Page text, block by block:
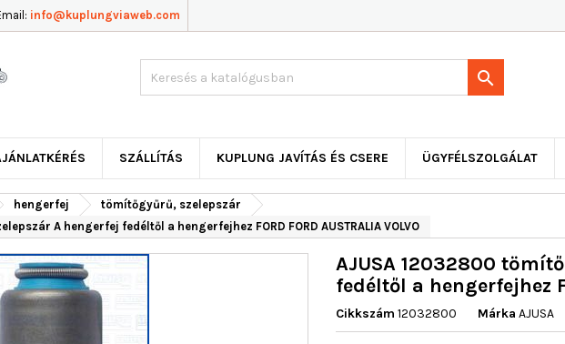
info@kuplungviaweb.com

SZÁLLÍTÁS KUPLUNG JAVÍTÁS ÉS CSERE ÜGYFÉLSZOLGÁLAT
hengerfej
tömítőgyűrű, szelepszár
A hengerfej fedéltől a hengerfejhez FORD FORD AUSTRALIA VOLVO
AJUSA 12032800
fedéltől a hengerfejhez
Cikkszám 12032800 Márka AJUSA